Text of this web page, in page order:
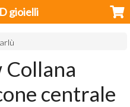
gioielli
centrale